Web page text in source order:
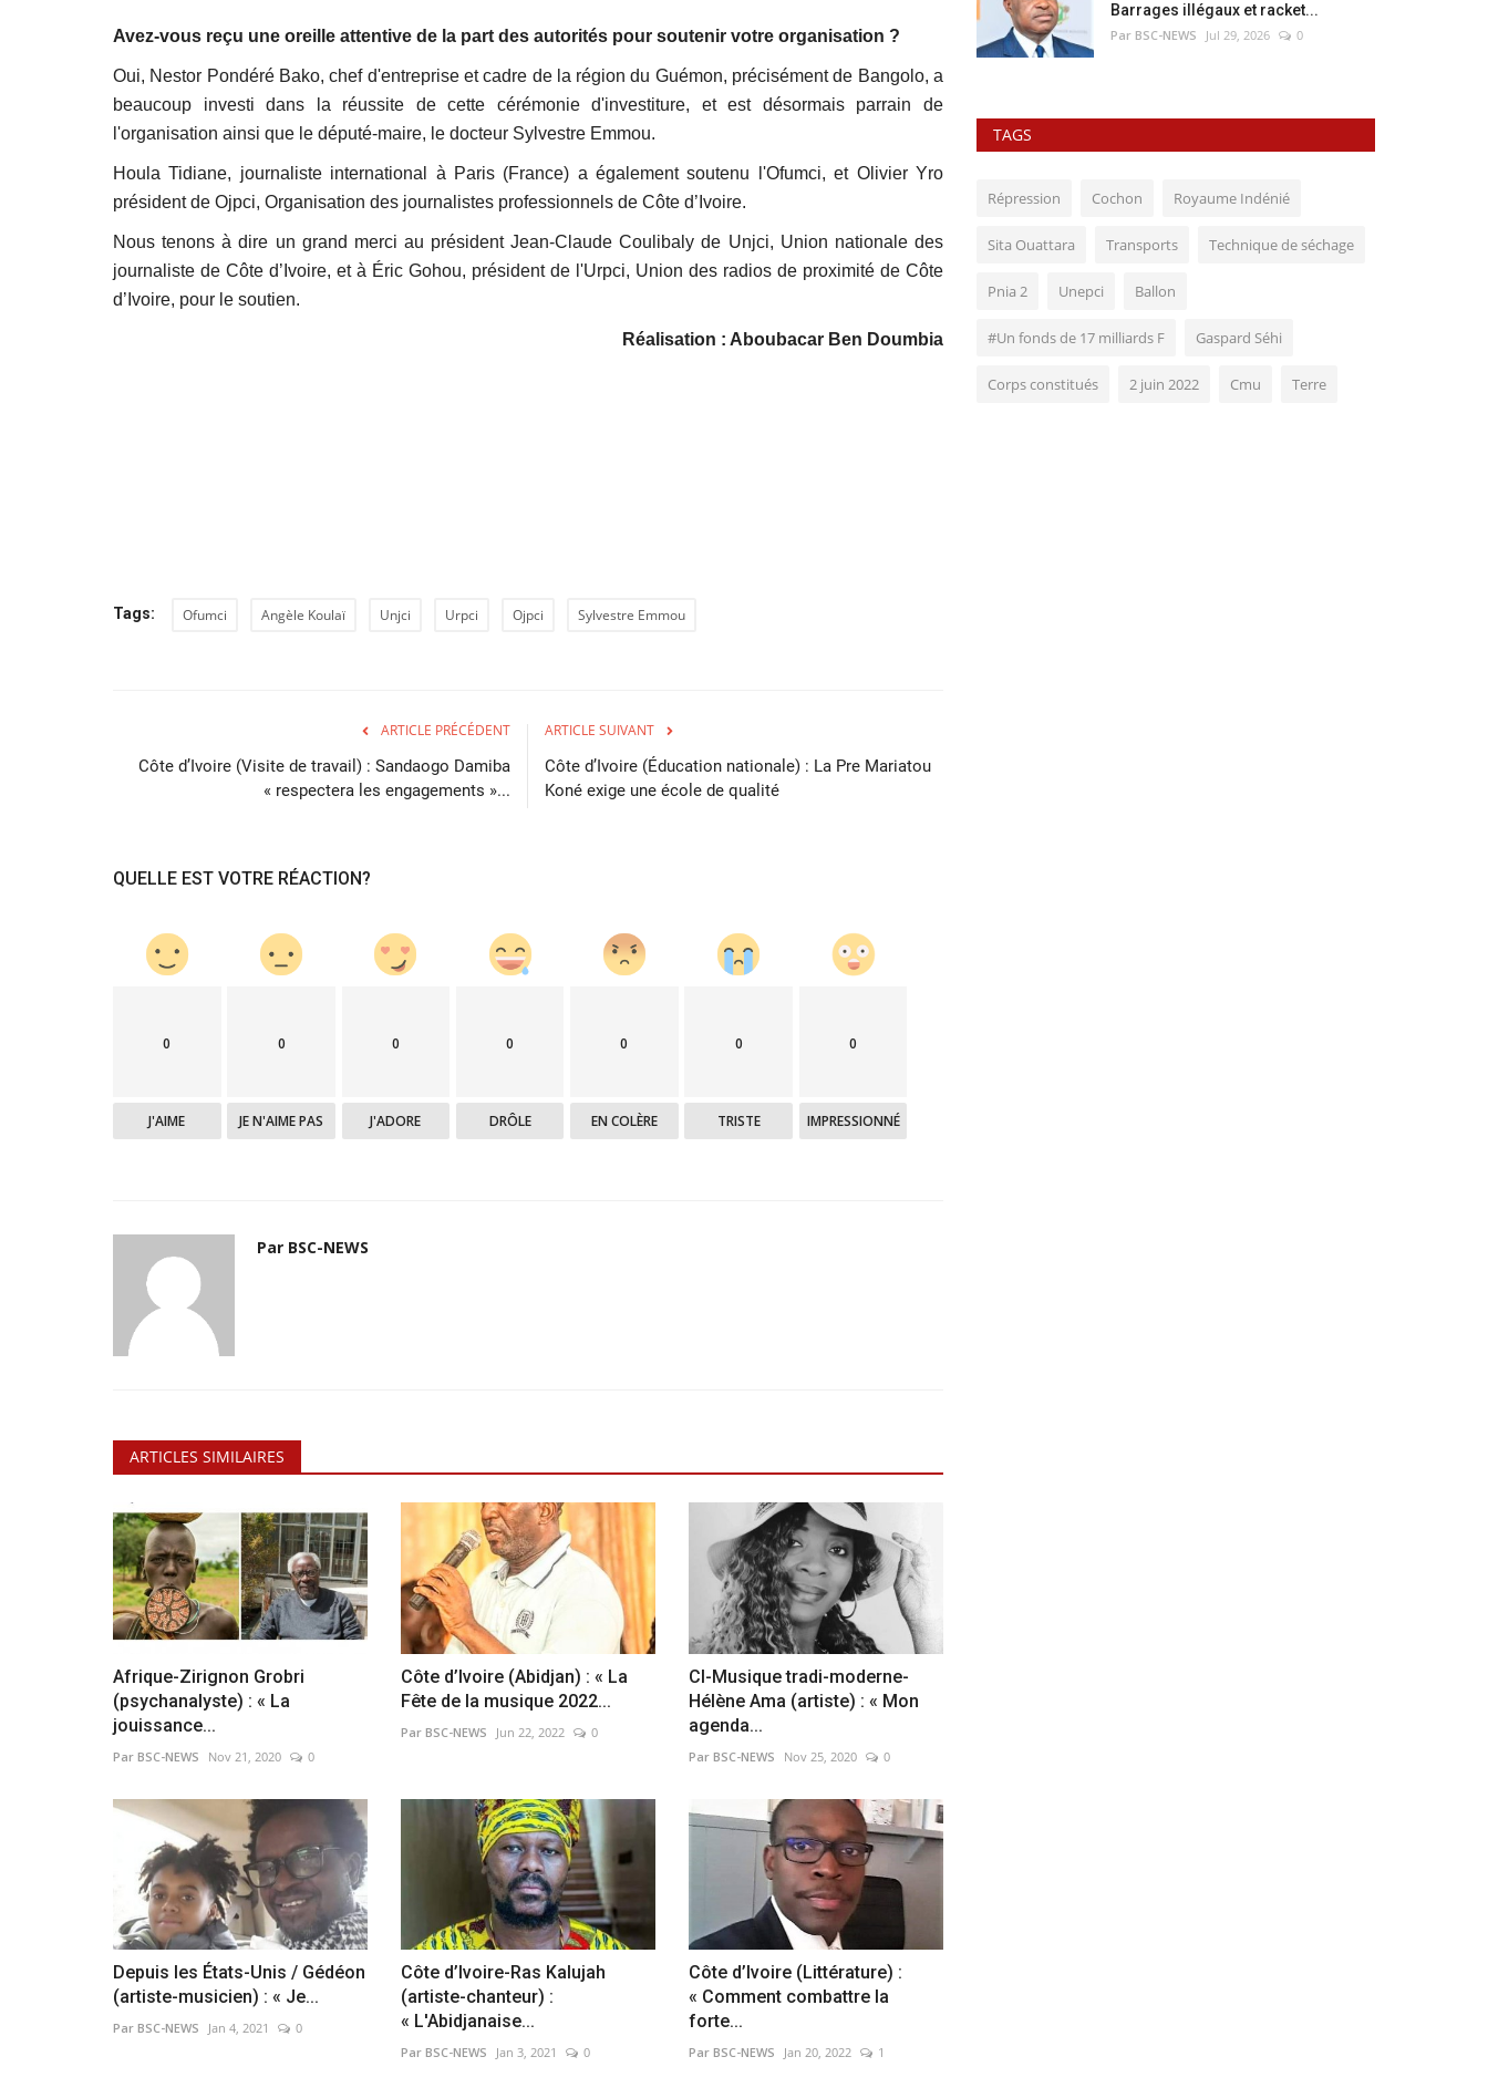
Avez-vous reçu une oreille attentive de la part des autorités pour soutenir votre organisation ?
Oui, Nestor Pondéré Bako, chef d'entreprise et cadre de la région du Guémon, précisément de Bangolo, a
beaucoup investi dans la réussite de cette cérémonie d'investiture, et est désormais parrain de
l'organisation ainsi que le député-maire, le docteur Sylvestre Emmou.
Houla Tidiane, journaliste international à Paris (France) a également soutenu l'Ofumci, et Olivier Yro
président de Ojpci, Organisation des journalistes professionnels de Côte d’Ivoire.
Nous tenons à dire un grand merci au président Jean-Claude Coulibaly de Unjci, Union nationale des
journaliste de Côte d’Ivoire, et à Éric Gohou, président de l'Urpci, Union des radios de proximité de Côte
d’Ivoire, pour le soutien.
Réalisation : Aboubacar Ben Doumbia
Tags: Ofumci Angèle Koulaï Unjci Urpci Ojpci Sylvestre Emmou
ARTICLE PRÉCÉDENT
Côte d’Ivoire (Visite de travail) : Sandaogo Damiba
« respectera les engagements »...
ARTICLE SUIVANT
Côte d’Ivoire (Éducation nationale) : La Pre Mariatou
Koné exige une école de qualité
QUELLE EST VOTRE RÉACTION?
0
J'AIME
0
JE N'AIME PAS
0
J'ADORE
0
DRÔLE
0
EN COLÈRE
0
TRISTE
0
IMPRESSIONNÉ
Par BSC-NEWS
ARTICLES SIMILAIRES
Afrique-Zirignon Grobri
(psychanalyste) : « La
jouissance...
Par BSC-NEWS Nov 21, 2020 0
Côte d’Ivoire (Abidjan) : « La
Fête de la musique 2022...
Par BSC-NEWS Jun 22, 2022 0
CI-Musique tradi-moderne-
Hélène Ama (artiste) : « Mon
agenda...
Par BSC-NEWS Nov 25, 2020 0
Depuis les États-Unis / Gédéon
(artiste-musicien) : « Je...
Par BSC-NEWS Jan 4, 2021 0
Côte d’Ivoire-Ras Kalujah
(artiste-chanteur) :
« L'Abidjanaise...
Par BSC-NEWS Jan 3, 2021 0
Côte d’Ivoire (Littérature) :
« Comment combattre la
forte...
Par BSC-NEWS Jan 20, 2022 1
Barrages illégaux et racket...
Par BSC-NEWS Jul 29, 2026 0
TAGS
Répression Cochon Royaume Indénié
Sita Ouattara Transports Technique de séchage
Pnia 2 Unepci Ballon
#Un fonds de 17 milliards F Gaspard Séhi
Corps constitués 2 juin 2022 Cmu Terre